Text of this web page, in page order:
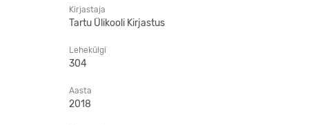
Kirjastaja
Tartu Ülikooli Kirjastus
Lehekülgi
304
Aasta
2018